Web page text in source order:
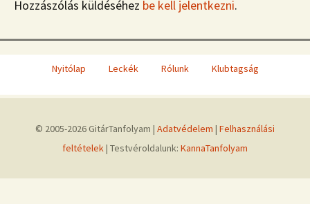
Hozzászólás küldéséhez be kell jelentkezni.
Nyitólap Leckék Rólunk Klubtagság
© 2005-2026 GitárTanfolyam | Adatvédelem | Felhasználási
feltételek | Testvéroldalunk: KannaTanfolyam